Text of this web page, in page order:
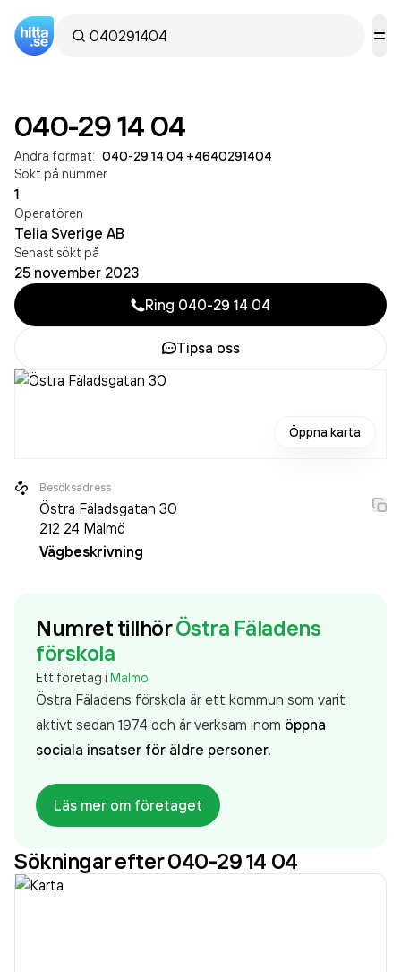
040-29 14 04
Andra format: 040-29 14 04 +4640291404
Sökt på nummer
1
Operatören
Telia Sverige AB
Senast sökt på
25 november 2023
Ring 040-29 14 04
Tipsa oss
Öppna karta
Besöksadress
Östra Fäladsgatan 30
212 24 Malmö
Vägbeskrivning
Numret tillhörÖstra Fäladens
förskola
Ett företag i Malmö
Östra Fäladens förskola är ett kommun som varit
aktivt sedan 1974 och är verksam inom öppna
sociala insatser för äldre personer.
Läs mer om företaget
Sökningar efter 040-29 14 04